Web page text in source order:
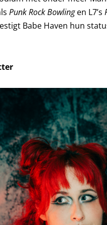
Punk Rock Bowlingen L7’s
Babe Haven hun